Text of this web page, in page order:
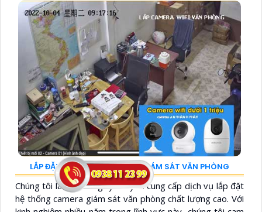
LẮP ĐẶT HỆ THỐNG CAMERA GIÁM SÁT VĂN PHÒNG
Chúng tôi là một công ty chuyên cung cấp dịch vụ lắp đặt
hệ thống camera giám sát văn phòng chất lượng cao. Với